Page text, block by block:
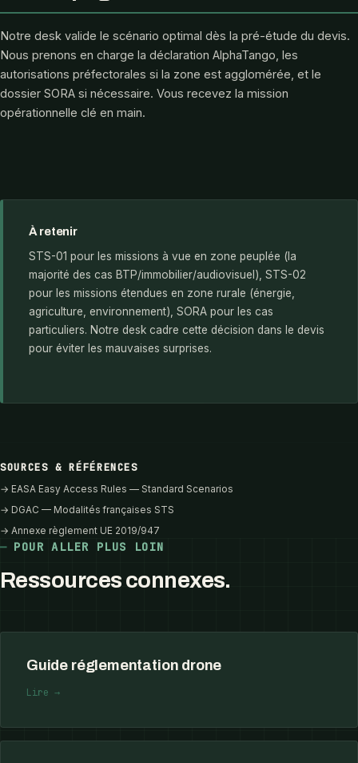
Notre desk valide le scénario optimal dès la pré-étude du devis.
Nous prenons en charge la déclaration AlphaTango, les
autorisations préfectorales si la zone est agglomérée, et le
dossier SORA si nécessaire. Vous recevez la mission
opérationnelle clé en main.
À retenir
STS-01 pour les missions à vue en zone peuplée (la
majorité des cas BTP/immobilier/audiovisuel), STS-02
pour les missions étendues en zone rurale (énergie,
agriculture, environnement), SORA pour les cas
particuliers. Notre desk cadre cette décision dans le devis
pour éviter les mauvaises surprises.
SOURCES & RÉFÉRENCES
→ EASA Easy Access Rules — Standard Scenarios
→ DGAC — Modalités françaises STS
→ Annexe règlement UE 2019/947
POUR ALLER PLUS LOIN
Ressources connexes.
Guide réglementation drone
Lire →